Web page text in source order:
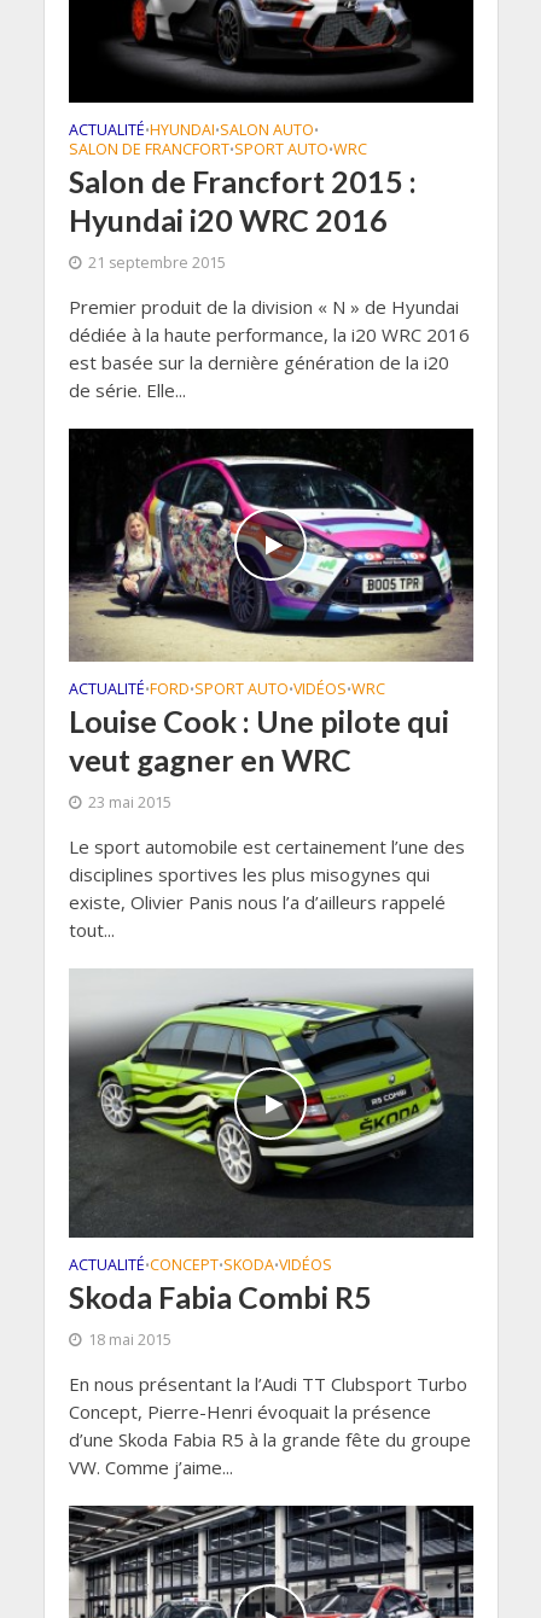
ACTUALITÉ•HYUNDAI•SALON AUTO•
SALON DE FRANCFORT•SPORT AUTO•WRC
Salon de Francfort 2015 :
Hyundai i20 WRC 2016
21 septembre 2015
Premier produit de la division « N » de Hyundai
dédiée à la haute performance, la i20 WRC 2016
est basée sur la dernière génération de la i20
de série. Elle...
ACTUALITÉ•FORD•SPORT AUTO•VIDÉOS•WRC
Louise Cook : Une pilote qui
veut gagner en WRC
23 mai 2015
Le sport automobile est certainement l’une des
disciplines sportives les plus misogynes qui
existe, Olivier Panis nous l’a d’ailleurs rappelé
tout...
ACTUALITÉ•CONCEPT•SKODA•VIDÉOS
Skoda Fabia Combi R5
18 mai 2015
En nous présentant la l’Audi TT Clubsport Turbo
Concept, Pierre-Henri évoquait la présence
d’une Skoda Fabia R5 à la grande fête du groupe
VW. Comme j’aime...